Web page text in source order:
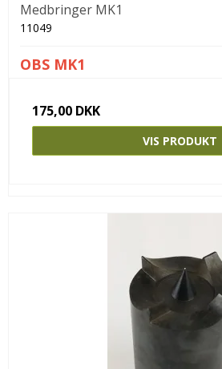
Medbringer MK1
11049
OBS MK1
175,00 DKK
VIS PRODUKT